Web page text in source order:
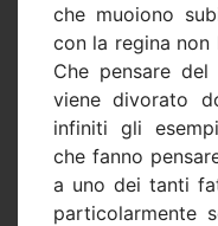
che muoiono
con la regina non
Che pensare
viene divorato
infiniti gli
che fanno
a uno dei tanti
particolarmente